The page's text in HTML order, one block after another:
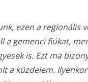
ezen a regionális
a gemenci fiúkat,
is. Ezt ma
a küzdelem.